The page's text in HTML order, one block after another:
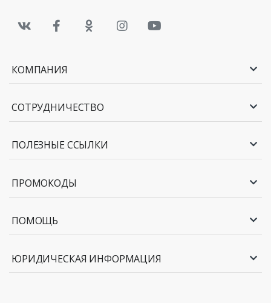
КОМПАНИЯ
СОТРУДНИЧЕСТВО
ПОЛЕЗНЫЕ ССЫЛКИ
ПРОМОКОДЫ
ПОМОЩЬ
ЮРИДИЧЕСКАЯ ИНФОРМАЦИЯ